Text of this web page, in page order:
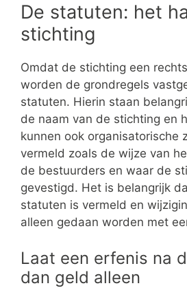
De statuten: het
stichting
Omdat de stichting een
worden de grondregels
statuten. Hierin staan
de naam van de stichting en
kunnen ook organisatorische
vermeld zoals de wijze van
de bestuurders en waar de
gevestigd. Het is belangrijk
statuten is vermeld en
alleen gedaan worden met
Laat een erfenis na
dan geld alleen